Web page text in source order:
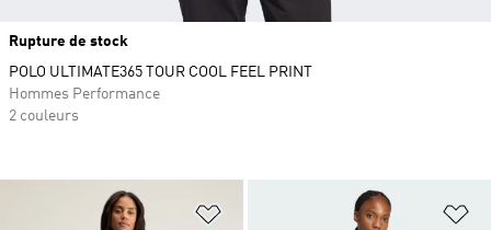
Ajouter à la Liste de produits
Rupture de stock
POLO ULTIMATE365 TOUR COOL FEEL PRINT
Hommes Performance
2 couleurs